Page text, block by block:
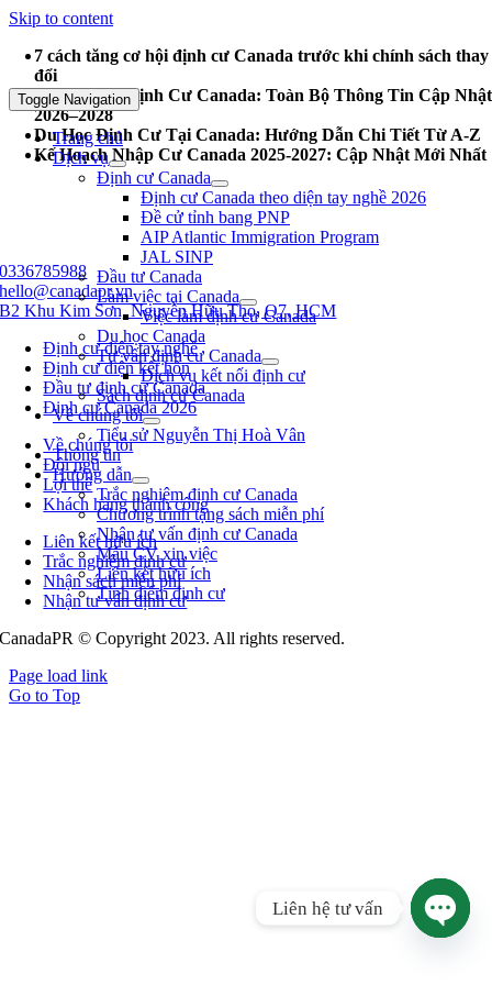
Skip to content
Toggle Navigation
Trang chủ
Dịch vụ
Định cư Canada
Định cư Canada theo diện tay nghề 2026
Đề cử tỉnh bang PNP
AIP Atlantic Immigration Program
JAL SINP
Đầu tư Canada
Làm việc tại Canada
Việc làm định cư Canada
Du học Canada
Tư vấn định cư Canada
Dịch vụ kết nối định cư
Sách định cư Canada
Về chúng tôi
Tiểu sử Nguyễn Thị Hoà Vân
Thông tin
Hướng dẫn
Trắc nghiệm định cư Canada
Chương trình tặng sách miễn phí
Nhận tư vấn định cư Canada
Mẫu CV xin việc
Liên kết hữu ích
Tính điểm định cư
7 cách tăng cơ hội định cư Canada trước khi chính sách thay
đổi
Chính Sách Định Cư Canada: Toàn Bộ Thông Tin Cập Nhật
2026–2028
Du Học Định Cư Tại Canada: Hướng Dẫn Chi Tiết Từ A-Z
Kế Hoạch Nhập Cư Canada 2025-2027: Cập Nhật Mới Nhất
0336785988
hello@canadapr.vn
B2 Khu Kim Sơn, Nguyễn Hữu Thọ, Q7, HCM
Định cư diện tay nghề
Định cư diện kết hôn
Đầu tư định cư Canada
Định cư Canada 2026
Về chúng tôi
Đội ngũ
Lợi thế
Khách hàng thành công
Liên kết hữu ích
Trắc nghiệm định cư
Nhận sách miễn phí
Nhận tư vấn định cư
CanadaPR © Copyright 2023. All rights reserved.
Page load link
Go to Top
Liên hệ tư vấn